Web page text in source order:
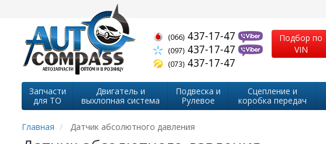
(066) 437-17-47
(097) 437-17-47
(073) 437-17-47
Подбор по
VIN
Запчасти
для ТО
Двигатель и
выхлопная система
Подвеска и
Рулевое
Сцепление и
коробка передач
Главная Датчик абсолютного давления